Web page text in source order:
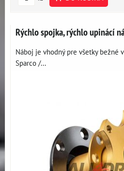
Rýchlo spojka, rýchlo upinácí
Náboj je vhodný pre všetky bežné
Sparco /...